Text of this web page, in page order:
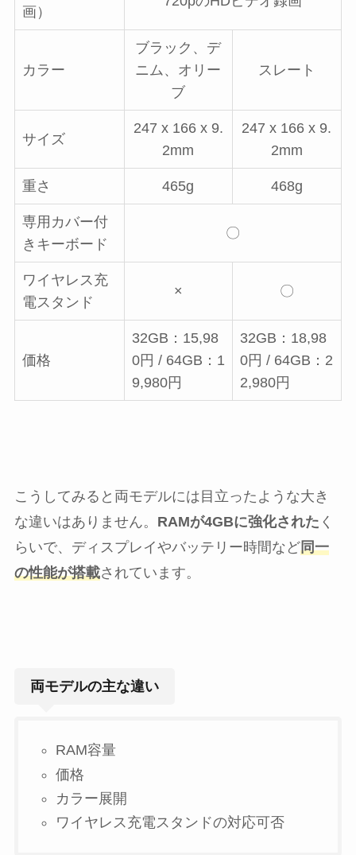
画）
カラー
ブラック、デ
ニム、オリー
ブ
スレート
サイズ
247 x 166 x 9.
2mm
247 x 166 x 9.
2mm
重さ 465g 468g
専用カバー付
きキーボード
〇
ワイヤレス充
電スタンド
× 〇
価格
32GB：15,98
0円 / 64GB：1
9,980円
32GB：18,98
0円 / 64GB：2
2,980円
こうしてみると両モデルには目立ったような大き
な違いはありません。 RAMが4GBに強化された く
らいで、ディスプレイやバッテリー時間など同一
の性能が搭載されています。
両モデルの主な違い
RAM容量
価格
カラー展開
ワイヤレス充電スタンドの対応可否